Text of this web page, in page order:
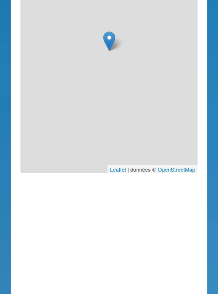
Leaflet| données ©OpenStreetMap